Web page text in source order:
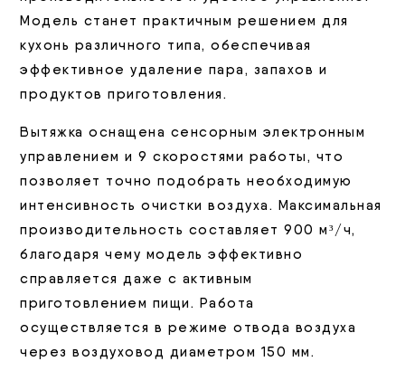
Модель станет практичным решением для
кухонь различного типа, обеспечивая
эффективное удаление пара, запахов и
продуктов приготовления.
Вытяжка оснащена сенсорным электронным
управлением и 9 скоростями работы, что
позволяет точно подобрать необходимую
интенсивность очистки воздуха. Максимальная
производительность составляет 900 м³/ч,
благодаря чему модель эффективно
справляется даже с активным
приготовлением пищи. Работа
осуществляется в режиме отвода воздуха
через воздуховод диаметром 150 мм.